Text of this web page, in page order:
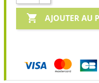
 AJOUTER AU